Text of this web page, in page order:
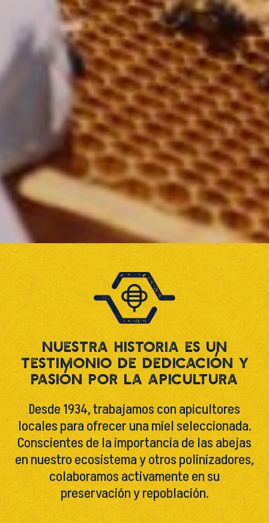
Nuestra historia es un
testimonio de dedicación y
pasión por la apicultura
Desde 1934, trabajamos con apicultores
locales para ofrecer una miel seleccionada.
Conscientes de la importancia de las abejas
en nuestro ecosistema y otros polinizadores,
colaboramos activamente en su
preservación y repoblación.